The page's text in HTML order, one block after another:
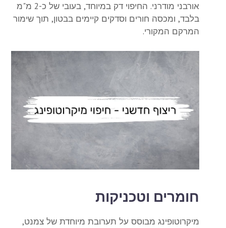
אורבני מודרני. החיפוי דק במיוחד, בעובי של כ-2 מ"מ
בלבד, ומכסה חורים וסדקים קיימים בבטון, תוך שימור
המרקם המקורי.
חומרים וטכניקות
מיקרוטופינג מבוסס על תערובת מיוחדת של צמנט,